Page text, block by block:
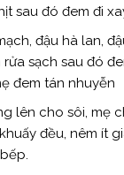
sau đó đem đi
đậu hà lan,
sạch sau đó
đem tán nhuyễn
lên cho sôi, mẹ
đều, nêm ít